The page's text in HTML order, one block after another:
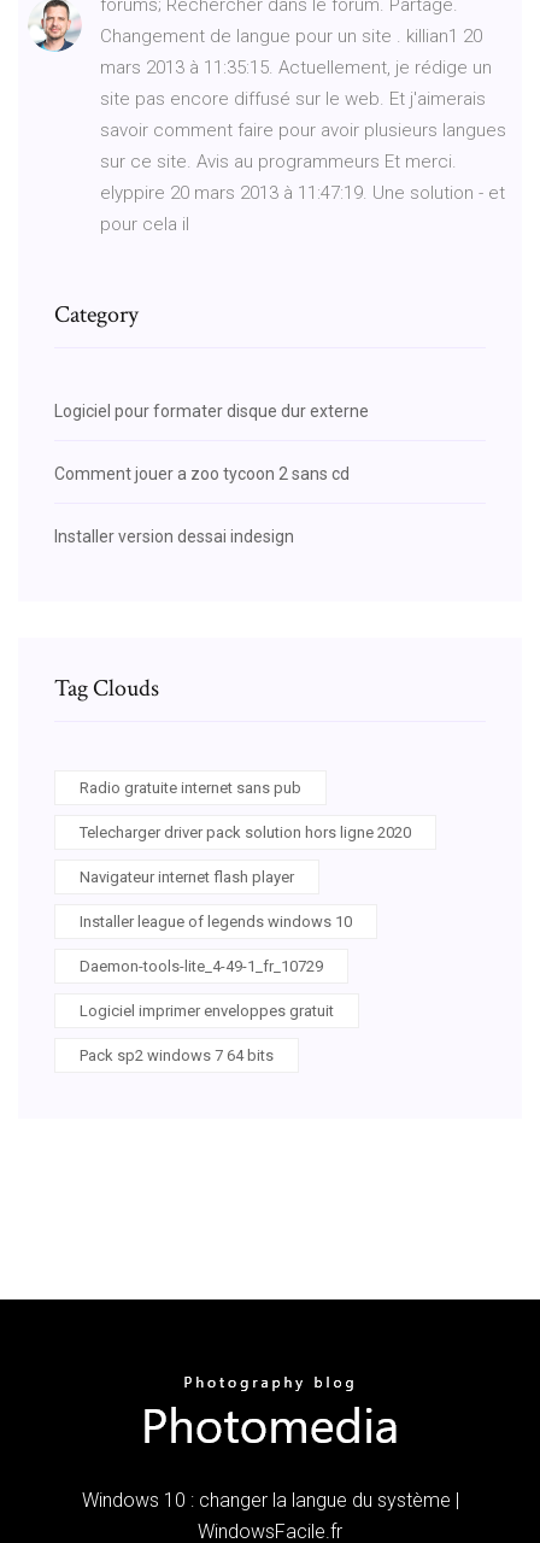
forums; Rechercher dans le forum. Partage.
Changement de langue pour un site . killian1 20
mars 2013 à 11:35:15. Actuellement, je rédige un
site pas encore diffusé sur le web. Et j'aimerais
savoir comment faire pour avoir plusieurs langues
sur ce site. Avis au programmeurs Et merci.
elyppire 20 mars 2013 à 11:47:19. Une solution - et
pour cela il
Category
Logiciel pour formater disque dur externe
Comment jouer a zoo tycoon 2 sans cd
Installer version dessai indesign
Tag Clouds
Radio gratuite internet sans pub
Telecharger driver pack solution hors ligne 2020
Navigateur internet flash player
Installer league of legends windows 10
Daemon-tools-lite_4-49-1_fr_10729
Logiciel imprimer enveloppes gratuit
Pack sp2 windows 7 64 bits
Windows 10 : changer la langue du système |
WindowsFacile.fr